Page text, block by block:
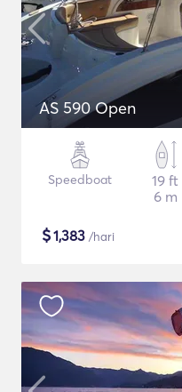
AS 590 Open
Speedboat
19 ft
6 m
$1,383 /hari